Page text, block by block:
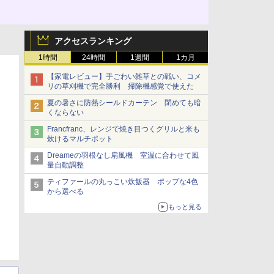
アクセスランキング
1時間 24時間 1週間 1カ月
【家電レビュー】手ごわい雑草との戦い、コメ
リの草刈機で完全勝利 掃除機感覚で使えた
夏の暑さに防熱シールドカーテン 閉めても暗
くならない
Francfranc、レンジで焼き目つくグリルと米も
炊けるマルチポット
Dreameの羽根なし扇風機 室温に合わせて風
量自動調整
ティファールの丸っこい炊飯器 ポップな4色
から選べる
もっと見る